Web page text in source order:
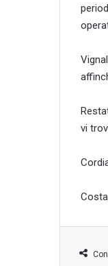
vi